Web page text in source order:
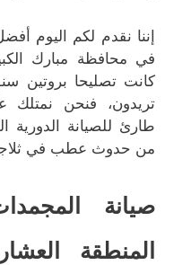
إننا نقدم لكم اليوم
في محافظة مبارك
كانت تصليحا بروتين
تريدون، فنحن نمتلك
طارئ للصيانة
من حدوث عطب في
صيانة
المنطقة